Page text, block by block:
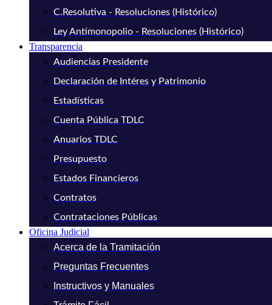
C.Resolutiva - Resoluciones (Histórico)
Ley Antimonopolio - Resoluciones (Histórico)
Transparencia
Audiencias Presidente
Declaración de Intéres y Patrimonio
Estadísticas
Cuenta Pública TDLC
Anuarios TDLC
Presupuesto
Estados Financieros
Contratos
Contrataciones Públicas
Oficina Judicial
Acerca de la Tramitación
Preguntas Frecuentes
Instructivos y Manuales